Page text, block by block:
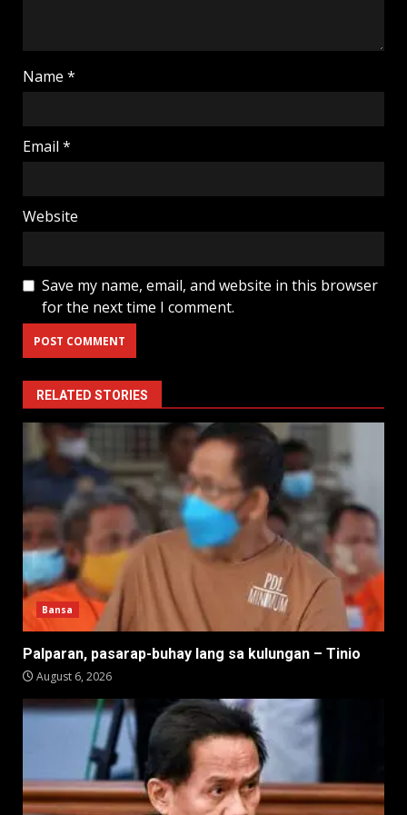
Name *
Email *
Website
Save my name, email, and website in this browser
for the next time I comment.
RELATED STORIES
Bansa
Palparan, pasarap-buhay lang sa kulungan – Tinio
August 6, 2026